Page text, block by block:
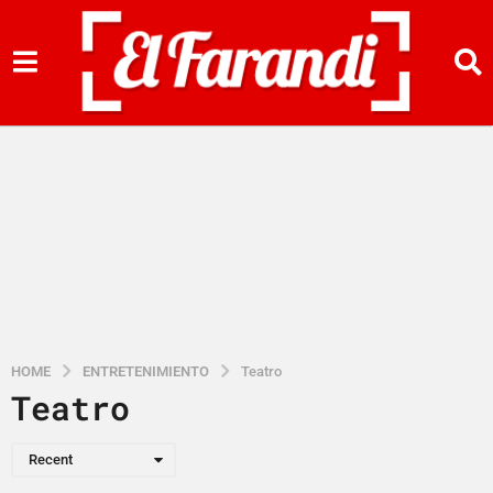
HOME ENTRETENIMIENTO Teatro
Teatro
Recent